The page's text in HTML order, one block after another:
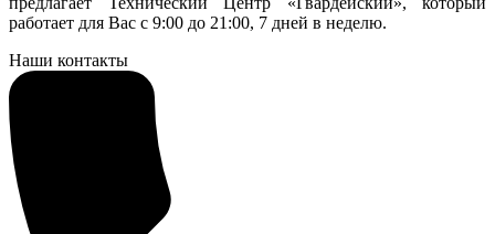
работает для Вас с 9:00 до 21:00, 7 дней в неделю.
Наши контакты